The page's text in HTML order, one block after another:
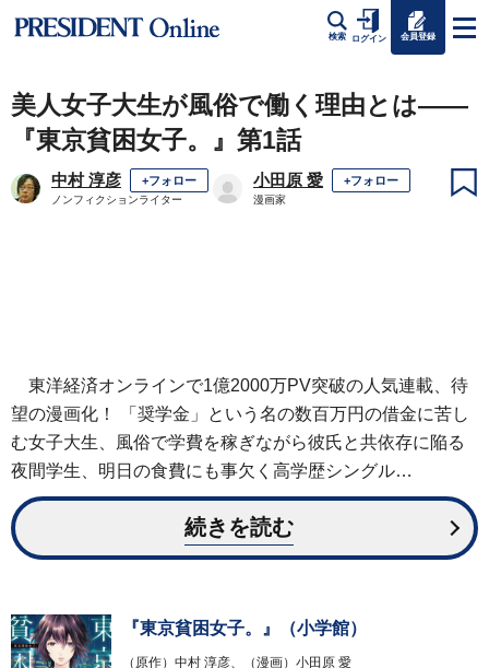
検索 ログイン 会員登録
美人女子大生が風俗で働く理由とは――
『東京貧困女子。』第1話
中村 淳彦 +フォロー
ノンフィクションライター
小田原 愛 +フォロー
漫画家
東洋経済オンラインで1億2000万PV突破の人気連載、待
望の漫画化！ 「奨学金」という名の数百万円の借金に苦し
む女子大生、風俗で学費を稼ぎながら彼氏と共依存に陥る
夜間学生、明日の食費にも事欠く高学歴シングル…
続きを読む
『東京貧困女子。』（小学館）
（原作）中村 淳彦、（漫画）小田原 愛